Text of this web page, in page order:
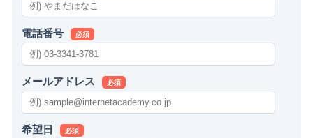
電話番号 必須
メールアドレス 必須
希望日 必須